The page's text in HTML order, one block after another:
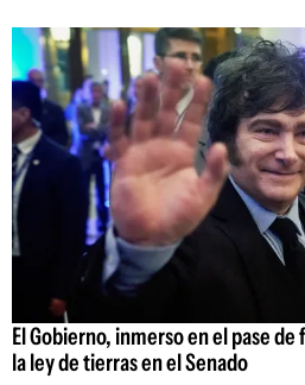
El Gobierno, inmerso en el pase
la ley de tierras en el Senado